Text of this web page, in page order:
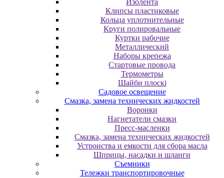
Изолента
Клипсы пластиковые
Кольца уплотнительные
Круги полировальные
Куртки рабочие
Металлический
Наборы крепежа
Стартовые провода
Термометры
Шайби плоскі
Садовое освещение
Смазка, замена технических жидкостей
Воронки
Нагнетатели смазки
Пресс-масленки
Смазка, замена технических жидкостей
Устроиства и емкости для сбора масла
Шприцы, насадки и шланги
Съемники
Тележки транспортировочные